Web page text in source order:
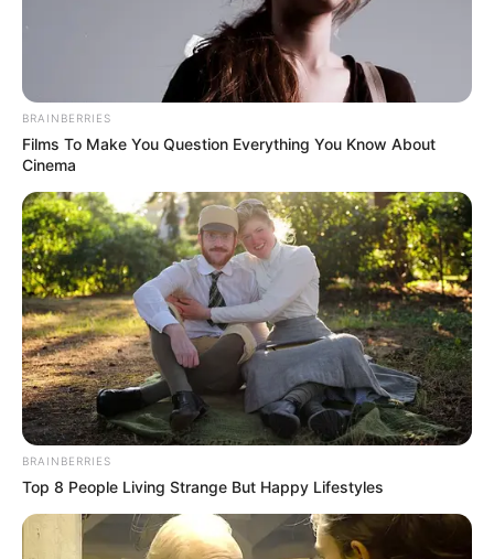
BRAINBERRIES
Films To Make You Question Everything You Know About
Cinema
BRAINBERRIES
Top 8 People Living Strange But Happy Lifestyles